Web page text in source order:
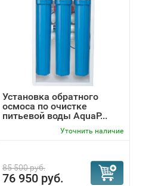
Установка обратного
осмоса по очистке
питьевой воды AquaP...
Уточнить наличие
85 500 руб.
76 950 руб.